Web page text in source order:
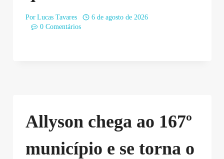
Por Lucas Tavares
6 de agosto de 2026
0 Comentários
Allyson chega ao 167º
município e se torna o